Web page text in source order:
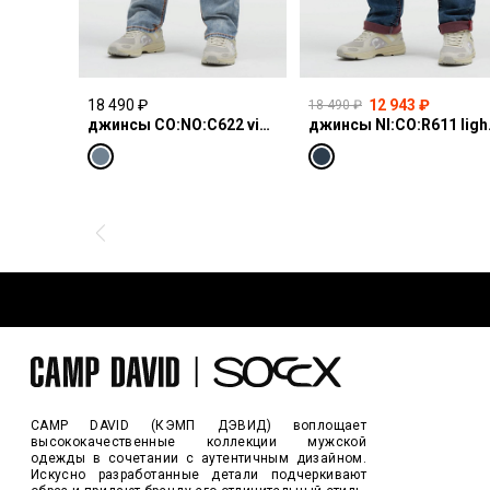
18 490 ₽
джинсы CO:NO:C622 vintage blue print
18 490 ₽ 12 943 ₽
CAMP DAVID (КЭМП ДЭВИД) воплощает
высококачественные коллекции мужской
одежды в сочетании с аутентичным дизайном.
Искусно разработанные детали подчеркивают